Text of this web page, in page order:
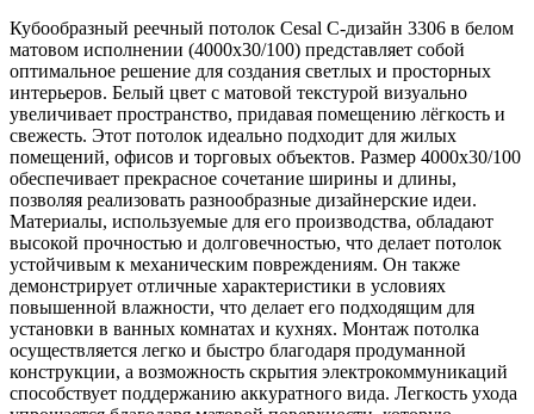
Кубообразный реечный потолок Cesal C-дизайн 3306 в белом
матовом исполнении (4000х30/100) представляет собой
оптимальное решение для создания светлых и просторных
интерьеров. Белый цвет с матовой текстурой визуально
увеличивает пространство, придавая помещению лёгкость и
свежесть. Этот потолок идеально подходит для жилых
помещений, офисов и торговых объектов. Размер 4000х30/100
обеспечивает прекрасное сочетание ширины и длины,
позволяя реализовать разнообразные дизайнерские идеи.
Материалы, используемые для его производства, обладают
высокой прочностью и долговечностью, что делает потолок
устойчивым к механическим повреждениям. Он также
демонстрирует отличные характеристики в условиях
повышенной влажности, что делает его подходящим для
установки в ванных комнатах и кухнях. Монтаж потолка
осуществляется легко и быстро благодаря продуманной
конструкции, а возможность скрытия электрокоммуникаций
способствует поддержанию аккуратного вида. Легкость ухода